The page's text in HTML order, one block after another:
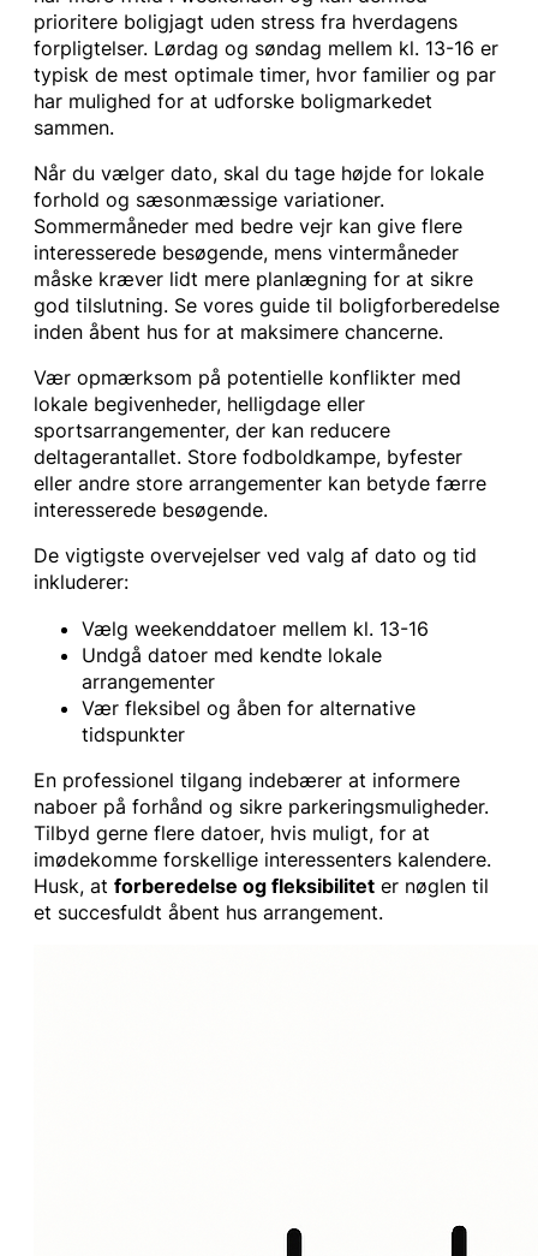
prioritere boligjagt uden stress fra hverdagens
forpligtelser. Lørdag og søndag mellem kl. 13-16 er
typisk de mest optimale timer, hvor familier og par
har mulighed for at udforske boligmarkedet
sammen.
Når du vælger dato, skal du tage højde for lokale
forhold og sæsonmæssige variationer.
Sommermåneder med bedre vejr kan give flere
interesserede besøgende, mens vintermåneder
måske kræver lidt mere planlægning for at sikre
god tilslutning. Se vores guide til boligforberedelse
inden åbent hus for at maksimere chancerne.
Vær opmærksom på potentielle konflikter med
lokale begivenheder, helligdage eller
sportsarrangementer, der kan reducere
deltagerantallet. Store fodboldkampe, byfester
eller andre store arrangementer kan betyde færre
interesserede besøgende.
De vigtigste overvejelser ved valg af dato og tid
inkluderer:
Vælg weekenddatoer mellem kl. 13-16
Undgå datoer med kendte lokale
arrangementer
Vær fleksibel og åben for alternative
tidspunkter
En professionel tilgang indebærer at informere
naboer på forhånd og sikre parkeringsmuligheder.
Tilbyd gerne flere datoer, hvis muligt, for at
imødekomme forskellige interessenters kalendere.
Husk, at forberedelse og fleksibilitet er nøglen til
et succesfuldt åbent hus arrangement.